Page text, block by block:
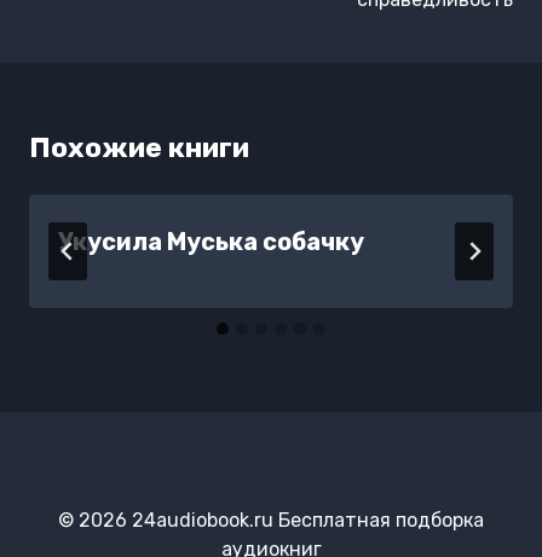
Похожие книги
Укусила Муська собачку
© 2026 24audiobook.ru Бесплатная подборка
аудиокниг